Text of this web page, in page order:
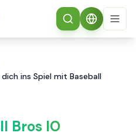
ins Spiel mit Baseball
Bros IO